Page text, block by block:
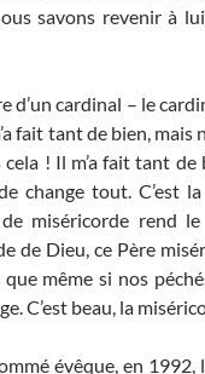
savons revenir à
d’un cardinal – le
fait tant de bien,
cela ! Il m’a fait tant
change tout.
miséricorde rend
de Dieu, ce Père
même si nos
C’est beau, la
évêque, en